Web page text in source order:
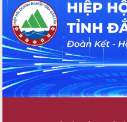
UBND tỉnh họp báo định kỳ tháng 4
năm 2026
Hội thảo khoa học “Giải pháp thúc đẩy
phát triển nền kinh tế xanh tại tỉnh
Đắk Lắk”
Tăng cường giám sát, đôn đốc thực
hiện nhiệm vụ quản lý tài sản công